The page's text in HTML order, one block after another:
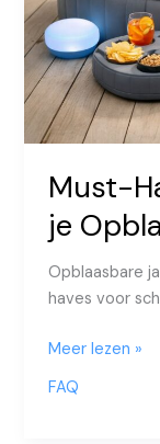
Must-
je
Opblaasbare
haves voor
Must-
Accessoires
Meer lezen »
FAQ